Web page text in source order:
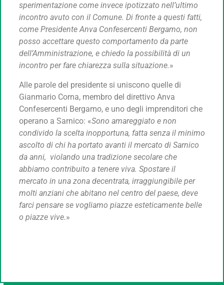
sperimentazione come invece ipotizzato nell’ultimo
incontro avuto con il Comune. Di fronte a questi fatti,
come Presidente Anva Confesercenti Bergamo, non
posso accettare questo comportamento da parte
dell’Amministrazione, e chiedo la possibilità di un
incontro per fare chiarezza sulla situazione.»
Alle parole del presidente si uniscono quelle di
Gianmario Corna, membro del direttivo Anva
Confesercenti Bergamo, e uno degli imprenditori che
operano a Sarnico: «Sono amareggiato e non
condivido la scelta inopportuna, fatta senza il minimo
ascolto di chi ha portato avanti il mercato di Sarnico
da anni, violando una tradizione secolare che
abbiamo contribuito a tenere viva. Spostare il
mercato in una zona decentrata, irraggiungibile per
molti anziani che abitano nel centro del paese, deve
farci pensare se vogliamo piazze esteticamente belle
o piazze vive.»